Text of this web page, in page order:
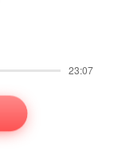
23:07